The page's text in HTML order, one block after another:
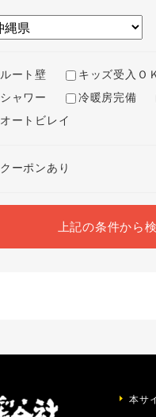
ルート壁 キッズ受入ＯＫ
シャワー
冷暖房完備
オートビレイ
クーポンあり
本サ